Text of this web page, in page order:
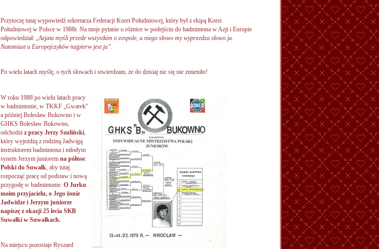
Przytoczę tutaj wypowiedź sekretarza Federacji Korei Południowej, który był z ekipą Korei
Południowej w Polsce w 1988r. Na moje pytanie o różnice w podejściu do badmintona w Azji i Europie
odpowiedział: „Azjata myśli przede wszystkim o zespole, u niego słowo my wyprzedza słowo ja.
Natomiast u Europejczyków najpierw jest ja”.
Po wielu latach myślę, o tych słowach i stwierdzam, że do dzisiaj nic się nie zmieniło!
W roku 1988 po wielu latach pracy
w badmintonie, w TKKF „Gwarek”
a później Bolesław Bukowno i w
GHKS Bolesław Bukowno,
odchodzi z pracy Jerzy Szuliński
który wyjeżdżą z rodziną Jadwigą
instruktorem badmintona i młodym
synem Jerzym juniorem na północ
Polski do Suwałk , aby tutaj
rozpocząć pracę od podstaw i nową
przygodę w badmintonie. O Jurku
moim przyjacielu, o Jego żonie
Jadwidze i Jerzym juniorze
napiszę z okazji 25 lecia SKB
Suwałki w Suwałkach.
Na miejscu pozostaje Ryszard